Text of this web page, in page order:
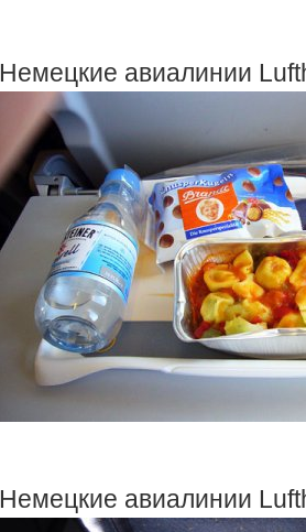
Немецкие авиалинии
Немецкие авиалинии